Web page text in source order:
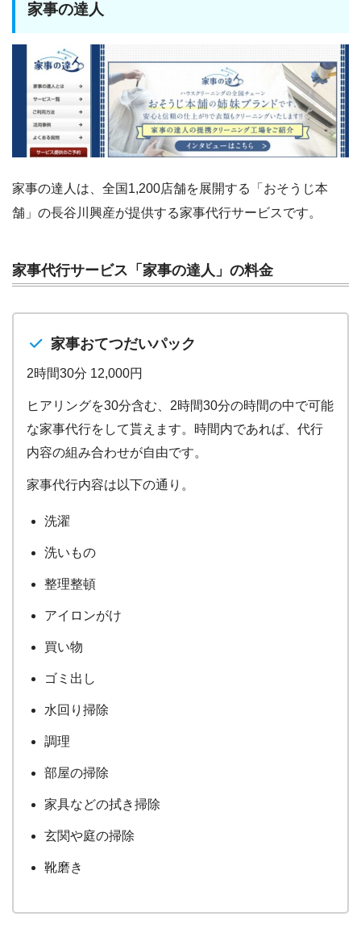
家事の達人
家事の達人は、全国1,200店舗を展開する「おそうじ本
舗」の長谷川興産が提供する家事代行サービスです。
家事代行サービス「家事の達人」の料金
家事おてつだいパック
2時間30分 12,000円
ヒアリングを30分含む、2時間30分の時間の中で可能
な家事代行をして貰えます。時間内であれば、代行
内容の組み合わせが自由です。
家事代行内容は以下の通り。
洗濯
洗いもの
整理整頓
アイロンがけ
買い物
ゴミ出し
水回り掃除
調理
部屋の掃除
家具などの拭き掃除
玄関や庭の掃除
靴磨き